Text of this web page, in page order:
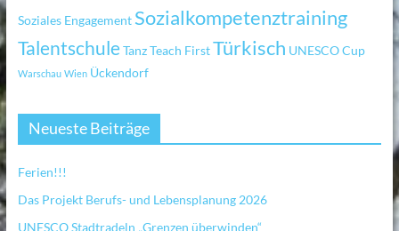
Soziales Engagement Sozialkompetenztraining
TalentschuleTanzTeach FirstTürkisch UNESCO Cup
Warschau Wien Ückendorf
Neueste Beiträge
Ferien!!!
Das Projekt Berufs- und Lebensplanung 2026
UNESCO Stadtradeln „Grenzen überwinden“